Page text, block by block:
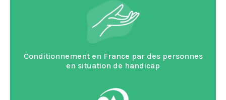
Conditionnement en France par des personnes
en situation de handicap